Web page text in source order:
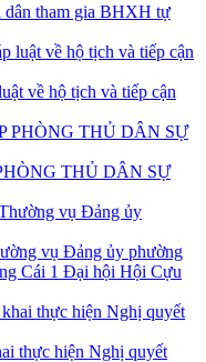
dân tham gia BHXH tự
về hộ tịch và tiếp cận
THỦ DÂN SỰ
vụ Đảng ủy phường
Đại hội Hội Cựu
thực hiện Nghị quyết